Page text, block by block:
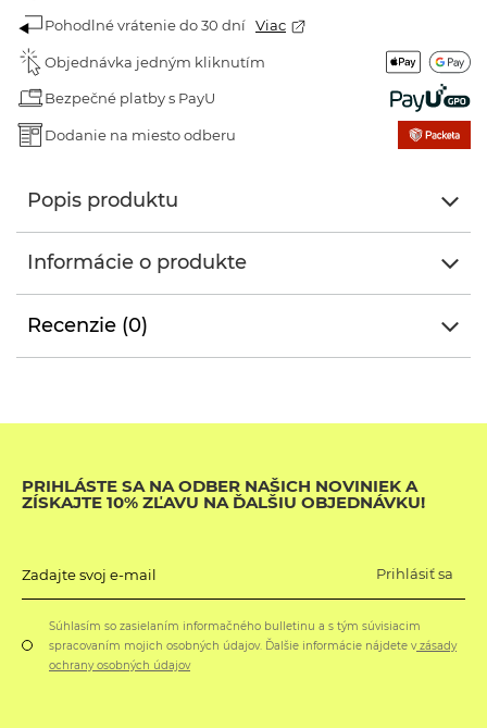
Pohodlné vrátenie do 30 dní Viac
Objednávka jedným kliknutím
Bezpečné platby s PayU
Dodanie na miesto odberu
Popis produktu
Informácie o produkte
Recenzie (0)
PRIHLÁSTE SA NA ODBER NAŠICH NOVINIEK A
ZÍSKAJTE 10% ZĽAVU NA ĎALŠIU OBJEDNÁVKU!
Zadajte svoj e-mail Prihlásiť sa
Súhlasím so zasielaním informačného bulletinu a s tým súvisiacim
spracovaním mojich osobných údajov. Ďalšie informácie nájdete vzásady
ochrany osobných údajov